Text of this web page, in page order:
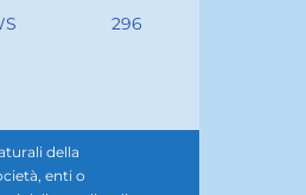
296
della
enti o